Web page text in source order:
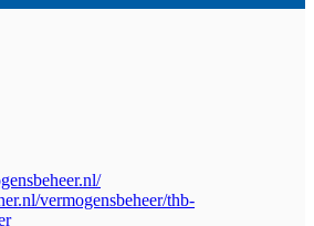
vermogensbeheer/thb-